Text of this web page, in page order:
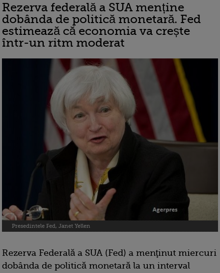
Rezerva federală a SUA menține
dobânda de politică monetară. Fed
estimează că economia va crește
într-un ritm moderat
Presedintele Fed, Janet Yellen
Rezerva Federală a SUA (Fed) a menţinut miercuri
dobânda de politică monetară la un interval